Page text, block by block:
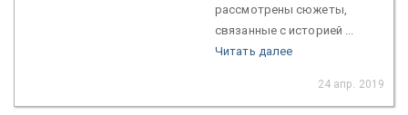
рассмотрены сюжеты,
связанные с историей ...
Читать далее
24 апр. 2019